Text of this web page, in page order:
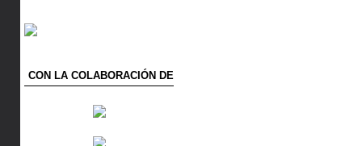
CON LA COLABORACIÓN DE